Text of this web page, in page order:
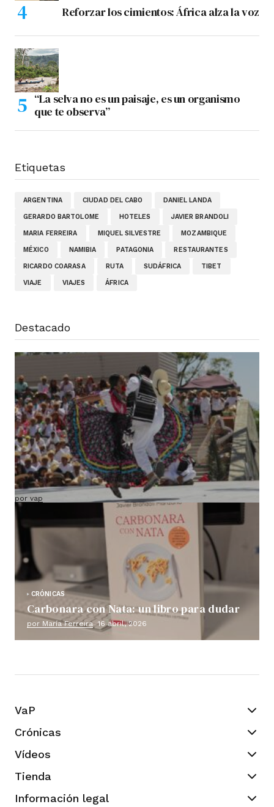
Reforzar los cimientos: África alza la voz
“La selva no es un paisaje, es un organismo
que te observa”
Etiquetas
ARGENTINA CIUDAD DEL CABO DANIEL LANDA
GERARDO BARTOLOME HOTELES JAVIER BRANDOLI
MARIA FERREIRA MIQUEL SILVESTRE MOZAMBIQUE
MÉXICO NAMIBIA PATAGONIA RESTAURANTES
RICARDO COARASA RUTA SUDÁFRICA TIBET
VIAJE VIAJES ÁFRICA
Destacado
Ruta VAP por México (salida confirmada y
grupo ya cerrado)
por vap
CRÓNICAS
Carbonara con Nata: un libro para dudar
por María Ferreira 16 abril, 2026
VaP
Crónicas
Vídeos
Tienda
Información legal